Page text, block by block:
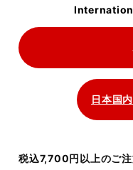
日本国
税込7,700円以上のご注